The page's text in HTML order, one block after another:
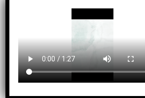
सुरक्षीत छ । यहाँ प्रकाशित समाचार हुबहु कसैले
साभार गरेको पाइएमा कानुनी कार्वाही गर्न बाध्य
सम्बन्धित खवर